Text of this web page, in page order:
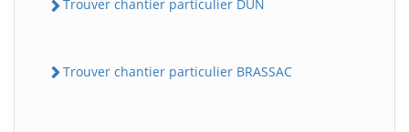
Trouver chantier particulier DUN
Trouver chantier particulier BRASSAC